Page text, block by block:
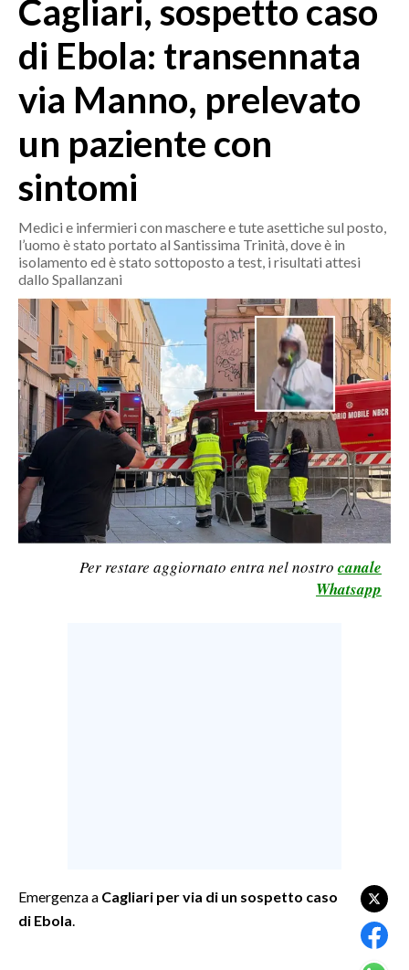
MEDIO CAMPIDANO
ORISTANO E PROVINCIA
SASSARI E PROVINCIA
GALLURA
NUORO E PROVINCIA
OGLIASTRA
AGENDA
ITALIA
MONDO
POLITICA
ECONOMIA
SERVIZI ALLE IMPRESE
LAVORO
BANDI
SPORT IN SARDEGNA
GOSSIP
Cagliari, sospetto caso
di Ebola: transennata
via Manno, prelevato
un paziente con
sintomi
Medici e infermieri con maschere e tute asettiche sul posto,
l’uomo è stato portato al Santissima Trinità, dove è in
isolamento ed è stato sottoposto a test, i risultati attesi
dallo Spallanzani
Per restare aggiornato entra nel nostro canale
Whatsapp
Emergenza a Cagliari per via di un sospetto caso
di Ebola